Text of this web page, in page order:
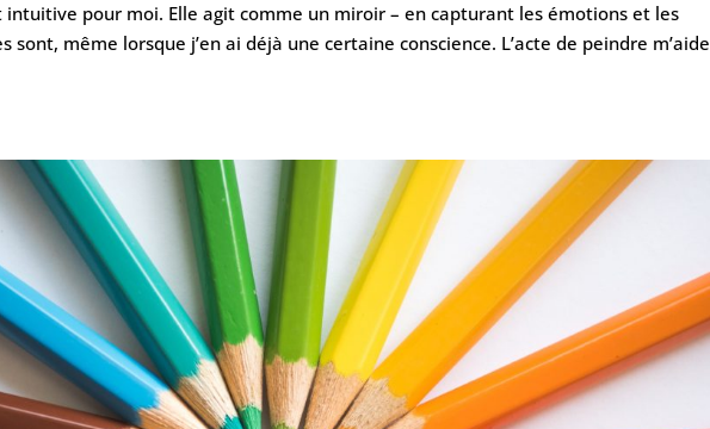
pour moi. Elle agit comme un miroir – en capturant les émotions et les
sont, même lorsque j’en ai déjà une certaine conscience. L’acte de peindre